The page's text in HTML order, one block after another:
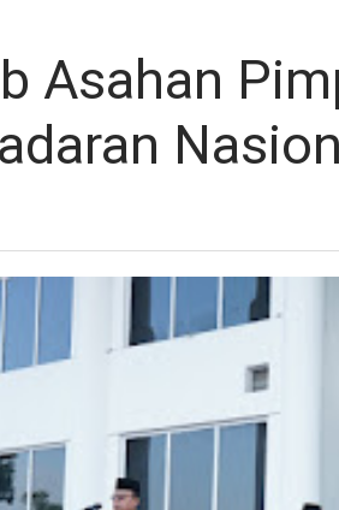
Asahan